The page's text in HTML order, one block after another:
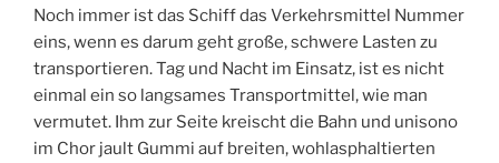
Noch immer ist das Schiff das Verkehrsmittel Nummer
eins, wenn es darum geht große, schwere Lasten zu
transportieren. Tag und Nacht im Einsatz, ist es nicht
einmal ein so langsames Transportmittel, wie man
vermutet. Ihm zur Seite kreischt die Bahn und unisono
im Chor jault Gummi auf breiten, wohlasphaltierten